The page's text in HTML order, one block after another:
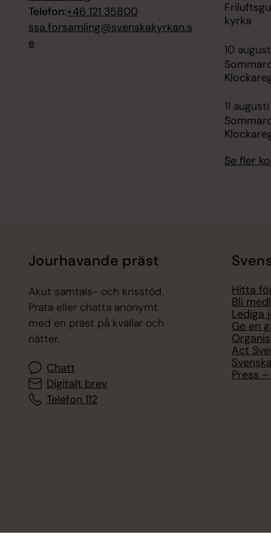
Telefon:+46 121 35800
ssa.forsamling@svenskakyrkan.s
e
kyrka
10
11
Se fler
Jourhavande präst
Akut samtals- och krisstöd.
Prata eller chatta anonymt
med en präst på kvällar och
nätter.
Chatt
Digitalt brev
Telefon 112
Hitta
Bli
Lediga
Ge en
Act
Press